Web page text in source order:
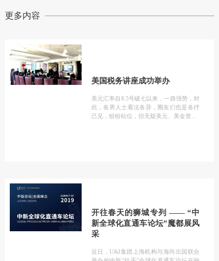
更多内容
美国税务讲座成功举办
美元汇率自8.5号破七以来，一路强势，对
此，各界人士看法各异，圈友们也是各抒
己见，纷纷站位，但无疑美元、美金资
开往春天的狮城专列 —— “中
新全球化直通车论坛”魔都展风
采
近日，U&I集团上海机构与海尚出国联合